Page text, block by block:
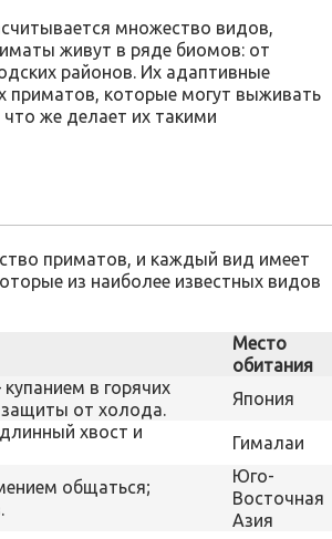
множество видов,
живут в ряде биомов: от
районов. Их адаптивные
приматов, которые могут выживать
же делает их такими
приматов, и каждый вид имеет
из наиболее известных видов
Место
обитания
в горячих
защиты от холода.
Япония
хвост и
Гималаи
общаться;
Юго-
Восточная
Азия